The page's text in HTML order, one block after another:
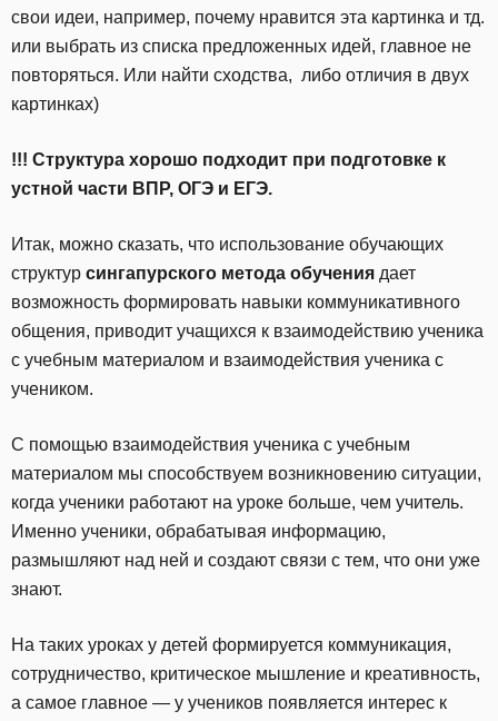
свои идеи, например, почему нравится эта картинка и тд.
или выбрать из списка предложенных идей, главное не
повторяться. Или найти сходства, либо отличия в двух
картинках)
!!! Структура хорошо подходит при подготовке к
устной части ВПР, ОГЭ и ЕГЭ.
Итак, можно cказать, что использование обучающих
структур сингапурского метода обучения дает
возможность формировать навыки коммуникативного
общения, приводит учащихся к взаимодействию ученика
с учебным материалом и взаимодействия ученика с
учеником.
С помощью взаимодействия ученика с учебным
материалом мы способствуем возникновению ситуации,
когда ученики работают на уроке больше, чем учитель.
Именно ученики, обрабатывая информацию,
размышляют над ней и создают связи с тем, что они уже
знают.
На таких уроках у детей формируется коммуникация,
сотрудничество, критическое мышление и креативность,
а самое главное — у учеников появляется интерес к